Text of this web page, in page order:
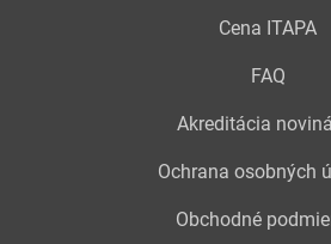
Cena ITAPA
FAQ
Akreditácia
Ochrana osobných
Obchodné